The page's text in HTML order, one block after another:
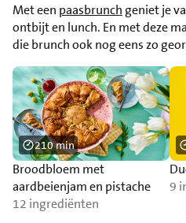
Met een paasbrunch geniet je
ontbijt en lunch. En met deze
die brunch ook nog eens zo
Broodbloem met
aardbeienjam en pistache
12 ingrediënten
210 min
9